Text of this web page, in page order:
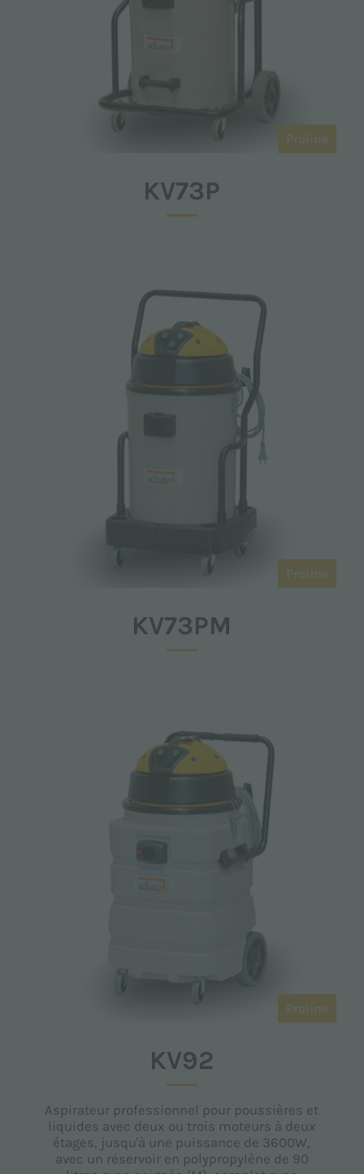
Proline
KV73P
Proline
KV73PM
Proline
KV92
Aspirateur professionnel pour poussières et
liquides avec deux ou trois moteurs à deux
étages, jusqu'à une puissance de 3600W,
avec un réservoir en polypropylène de 90